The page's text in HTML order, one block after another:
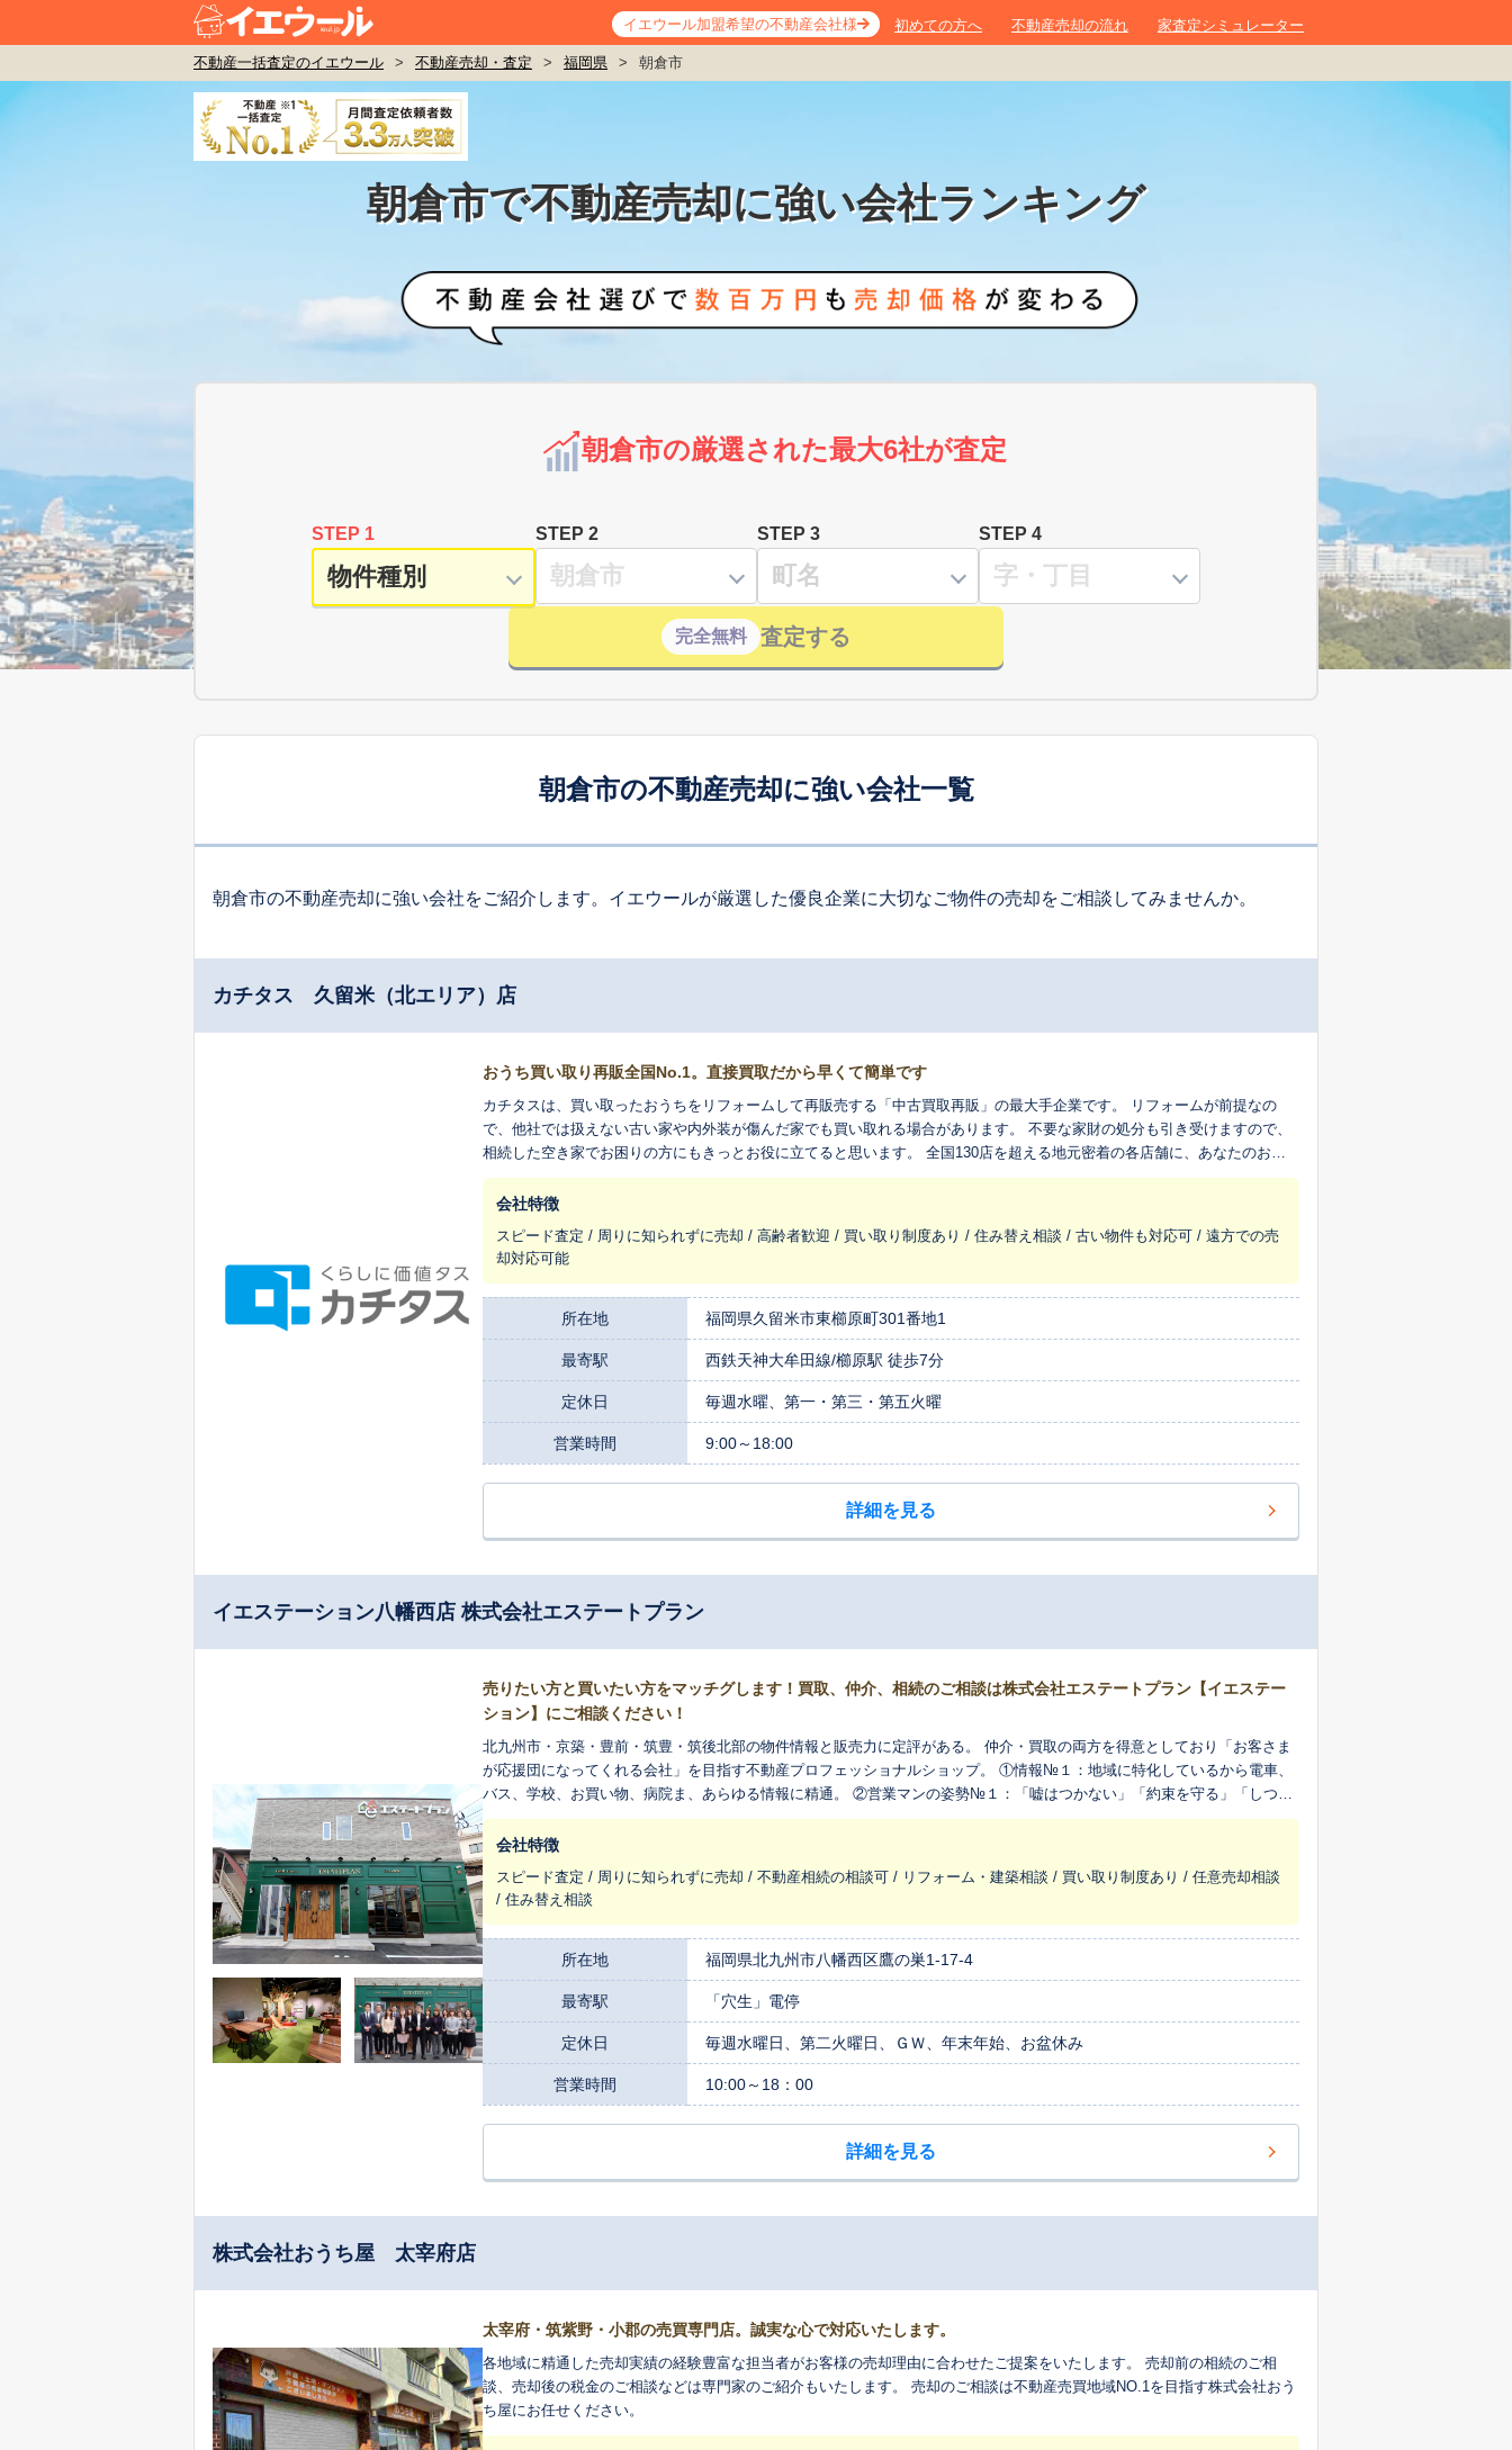
イエウール加盟希望の不動産会社様 初めての方へ 不動産売却の流れ 家査定シミュレーター
不動産一括査定のイエウール > 不動産売却・査定 > 福岡県 > 朝倉市
朝倉市で不動産売却に強い会社ランキング
朝倉市の厳選された最大6社が査定
STEP 1 STEP 2 STEP 3 STEP 4
完全無料 査定する
朝倉市の不動産売却に強い会社一覧
朝倉市の不動産売却に強い会社をご紹介します。イエウールが厳選した優良企業に大切なご物件の売却をご相談してみませんか。
カチタス 久留米（北エリア）店
おうち買い取り再販全国No.1。直接買取だから早くて簡単です
カチタスは、買い取ったおうちをリフォームして再販売する「中古買取再販」の最大手企業です。 リフォームが前提なの
で、他社では扱えない古い家や内外装が傷んだ家でも買い取れる場合があります。 不要な家財の処分も引き受けますので、
相続した空き家でお困りの方にもきっとお役に立てると思います。 全国130店を超える地元密着の各店舗に、あなたのおう
ちを生まれ変わらせ、長く住みつなぐお手伝いをさせてください。
会社特徴
スピード査定 / 周りに知られずに売却 / 高齢者歓迎 / 買い取り制度あり / 住み替え相談 / 古い物件も対応可 / 遠方での売
却対応可能
所在地 福岡県久留米市東櫛原町301番地1
最寄駅 西鉄天神大牟田線/櫛原駅 徒歩7分
定休日 毎週水曜、第一・第三・第五火曜
営業時間 9:00～18:00
詳細を見る
イエステーション八幡西店 株式会社エステートプラン
売りたい方と買いたい方をマッチグします！買取、仲介、相続のご相談は株式会社エステートプラン【イエステー
ション】にご相談ください！
北九州市・京築・豊前・筑豊・筑後北部の物件情報と販売力に定評がある。 仲介・買取の両方を得意としており「お客さま
が応援団になってくれる会社」を目指す不動産プロフェッショナルショップ。 ①情報№１：地域に特化しているから電車、
バス、学校、お買い物、病院ま、あらゆる情報に精通。 ②営業マンの姿勢№１：「嘘はつかない」「約束を守る」「しつこ
い営業はしない」 ③フェイスtoフェイス：家庭で一番高価な売り物がマイホーム。お会いしながら、スピードをもって進め
ます
会社特徴
スピード査定 / 周りに知られずに売却 / 不動産相続の相談可 / リフォーム・建築相談 / 買い取り制度あり / 任意売却相談
/ 住み替え相談
所在地 福岡県北九州市八幡西区鷹の巣1-17-4
最寄駅 「穴生」電停
定休日 毎週水曜日、第二火曜日、ＧＷ、年末年始、お盆休み
営業時間 10:00～18：00
詳細を見る
株式会社おうち屋 太宰府店
太宰府・筑紫野・小郡の売買専門店。誠実な心で対応いたします。
各地域に精通した売却実績の経験豊富な担当者がお客様の売却理由に合わせたご提案をいたします。 売却前の相続のご相
談、売却後の税金のご相談などは専門家のご紹介もいたします。 売却のご相談は不動産売買地域NO.1を目指す株式会社おう
ち屋にお任せください。